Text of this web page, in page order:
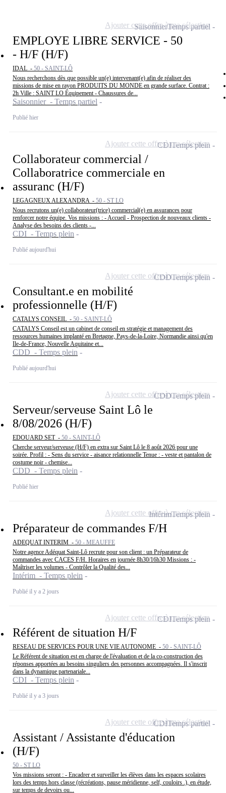
EMPLOYE LIBRE SERVICE - 50
- H/F (H/F)
IDAL - 50 - SAINT-LÔ
Nous recherchons dès que possible un(e) intervenant(e) afin de réaliser des
missions de mise en rayon PRODUITS DU MONDE en grande surface. Contrat :
2h Ville : SAINT LO Équipement - Chaussures de...
Saisonnier - Temps partiel
Publié hier
SaisonnierTemps partiel
Ajouter cette offre à ma sélection
Collaborateur commercial /
Collaboratrice commerciale en
assuranc (H/F)
LEGAGNEUX ALEXANDRA - 50 - ST LO
Nous recrutons un(e) collaborateur(trice) commercial(e) en assurances pour
renforcer notre équipe. Vos missions : - Accueil - Prospection de nouveaux clients -
Analyse des besoins des clients -...
CDI - Temps plein
Publié aujourd'hui
CDITemps plein
Ajouter cette offre à ma sélection
Consultant.e en mobilité
professionnelle (H/F)
CATALYS CONSEIL - 50 - SAINT-LÔ
CATALYS Conseil est un cabinet de conseil en stratégie et management des
ressources humaines implanté en Bretagne, Pays-de-la-Loire, Normandie ainsi qu'en
Ile-de-France, Nouvelle Aquitaine et...
CDD - Temps plein
Publié aujourd'hui
CDDTemps plein
Ajouter cette offre à ma sélection
Serveur/serveuse Saint Lô le
8/08/2026 (H/F)
EDOUARD SET - 50 - SAINT-LÔ
Cherche serveur/serveuse (H/F) en extra sur Saint Lô le 8 août 2026 pour une
soirée. Profil : - Sens du service - aisance relationnelle Tenue : - veste et pantalon de
costume noir - chemise...
CDD - Temps plein
Publié hier
CDDTemps plein
Ajouter cette offre à ma sélection
Préparateur de commandes F/H
ADEQUAT INTERIM - 50 - MEAUFFE
Notre agence Adéquat Saint-Lô recrute pour son client : un Préparateur de
commandes avec CACES F/H. Horaires en journée 8h30/16h30 Missions : -
Maîtriser les volumes - Contrôler la Qualité des...
Intérim - Temps plein
Publié il y a 2 jours
IntérimTemps plein
Ajouter cette offre à ma sélection
Référent de situation H/F
RESEAU DE SERVICES POUR UNE VIE AUTONOME - 50 - SAINT-LÔ
Le Référent de situation est en charge de l'évaluation et de la co-construction des
réponses apportées au besoins singuliers des personnes accompagnées. Il s'inscrit
dans la dynamique partenariale...
CDI - Temps plein
Publié il y a 3 jours
CDITemps plein
Ajouter cette offre à ma sélection
Assistant / Assistante d'éducation
(H/F)
50 - ST LO
Vos missions seront : - Encadrer et surveiller les élèves dans les espaces scolaires
lors des temps hors classe (récréations, pause méridienne, self, couloirs .), en étude,
sur temps de devoirs ou...
CDITemps partiel
Ajouter cette offre à ma sélection